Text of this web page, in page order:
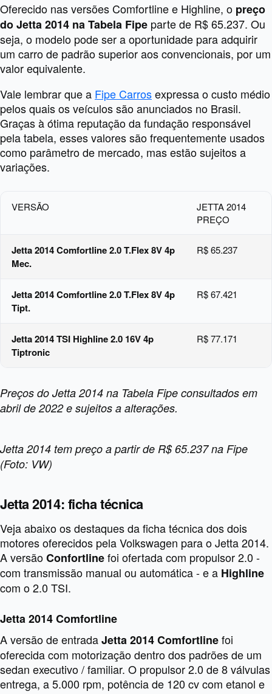
Oferecido nas versões Comfortline e Highline, o preço
do Jetta 2014 na Tabela Fipe parte de R$ 65.237. Ou
seja, o modelo pode ser a oportunidade para adquirir
um carro de padrão superior aos convencionais, por um
valor equivalente.
Vale lembrar que a Fipe Carrosexpressa o custo médio
pelos quais os veículos são anunciados no Brasil.
Graças à ótima reputação da fundação responsável
pela tabela, esses valores são frequentemente usados
como parâmetro de mercado, mas estão sujeitos a
variações.
VERSÃO
JETTA 2014
PREÇO
Jetta 2014 Comfortline 2.0 T.Flex 8V 4p
Mec.
R$ 65.237
Jetta 2014 Comfortline 2.0 T.Flex 8V 4p
Tipt.
R$ 67.421
Jetta 2014 TSI Highline 2.0 16V 4p
Tiptronic
R$ 77.171
Preços do Jetta 2014 na Tabela Fipe consultados em
abril de 2022 e sujeitos a alterações.
Jetta 2014 tem preço a partir de R$ 65.237 na Fipe
(Foto: VW)
Jetta 2014: ficha técnica
Veja abaixo os destaques da ficha técnica dos dois
motores oferecidos pela Volkswagen para o Jetta 2014.
A versãoConfortlinefoi ofertada com propulsor 2.0 -
com transmissão manual ou automática - e a Highline
com o 2.0 TSI.
Jetta 2014 Comfortline
A versão de entradaJetta 2014 Comfortlinefoi
oferecida com motorização dentro dos padrões de um
sedan executivo / familiar. O propulsor 2.0 de 8 válvulas
entrega, a 5.000 rpm, potência de 120 cv com etanol e